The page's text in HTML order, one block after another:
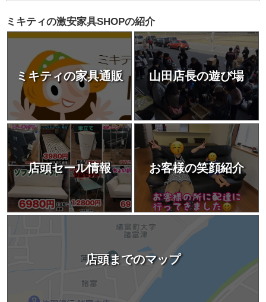
ミキティの激安家具SHOPの紹介
ミキティの家具通販 山田店長の遊び場
店頭セール情報 お客様の笑顔紹介
店頭までのマップ